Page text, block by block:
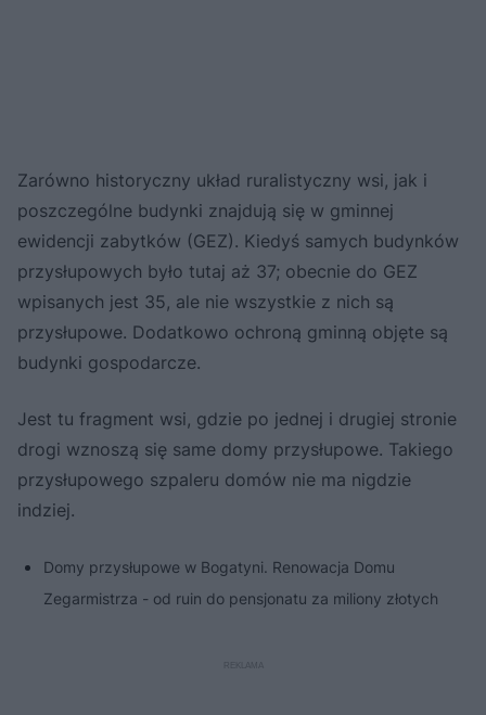
Zarówno historyczny układ ruralistyczny wsi, jak i
poszczególne budynki znajdują się w gminnej
ewidencji zabytków (GEZ). Kiedyś samych budynków
przysłupowych było tutaj aż 37; obecnie do GEZ
wpisanych jest 35, ale nie wszystkie z nich są
przysłupowe. Dodatkowo ochroną gminną objęte są
budynki gospodarcze.
Jest tu fragment wsi, gdzie po jednej i drugiej stronie
drogi wznoszą się same domy przysłupowe. Takiego
przysłupowego szpaleru domów nie ma nigdzie
indziej.
Domy przysłupowe w Bogatyni. Renowacja Domu
Zegarmistrza - od ruin do pensjonatu za miliony złotych